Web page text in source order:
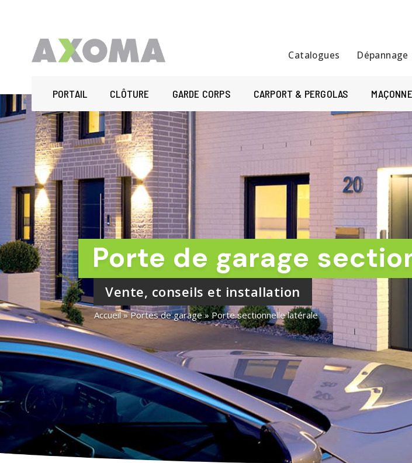
Catalogues Dépannage
PORTAIL CLÔTURE GARDE CORPS CARPORT & PERGOLAS
Porte de garage
Vente, conseils et installation
Accueil » Portes de garage » Porte sectionnelle latérale